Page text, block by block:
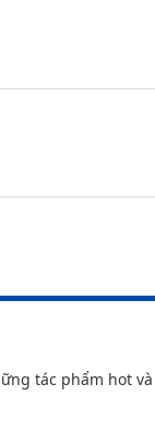
tác phẩm hot